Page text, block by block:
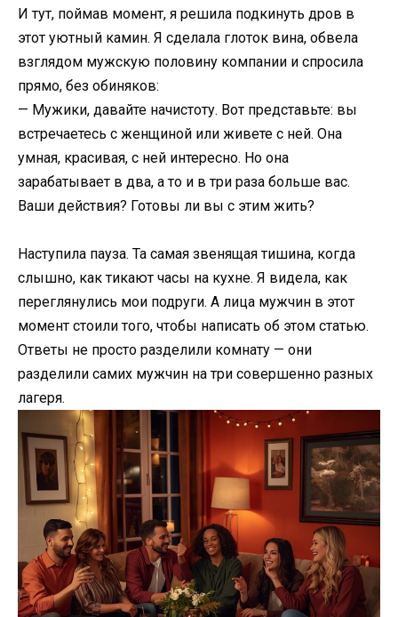
И тут, поймав момент, я решила подкинуть дров в
этот уютный камин. Я сделала глоток вина, обвела
взглядом мужскую половину компании и спросила
прямо, без обиняков:
— Мужики, давайте начистоту. Вот представьте: вы
встречаетесь с женщиной или живете с ней. Она
умная, красивая, с ней интересно. Но она
зарабатывает в два, а то и в три раза больше вас.
Ваши действия? Готовы ли вы с этим жить?
Наступила пауза. Та самая звенящая тишина, когда
слышно, как тикают часы на кухне. Я видела, как
переглянулись мои подруги. А лица мужчин в этот
момент стоили того, чтобы написать об этом статью.
Ответы не просто разделили комнату — они
разделили самих мужчин на три совершенно разных
лагеря.